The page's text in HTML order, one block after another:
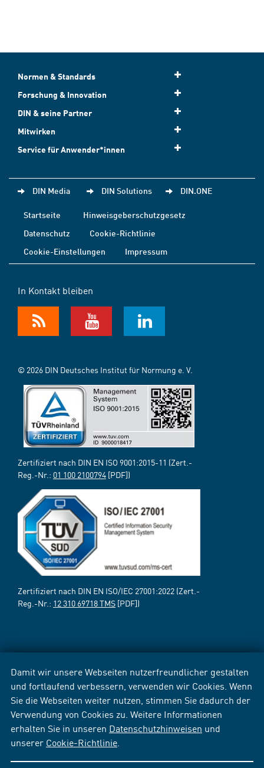
Damit wir unsere Webseiten nutzerfreundlicher gestalten
und fortlaufend verbessern, verwenden wir Cookies. Wenn
Sie die Webseiten weiter nutzen, stimmen Sie dadurch der
Verwendung von Cookies zu. Weitere Informationen
erhalten Sie in unseren Datenschutzhinweisen und
unserer Cookie-Richtlinie
Normen & Standards
Forschung & Innovation
DIN & seine Partner
Mitwirken
Service für Anwender*innen
DIN Media DIN Solutions DIN.ONE
Startseite
Hinweisgeberschutzgesetz
Datenschutz
Cookie-Richtlinie
Cookie-Einstellungen
Impressum
In Kontakt bleiben
© 2026 DIN Deutsches Institut für Normung e. V.
Zertifiziert nach DIN EN ISO 9001:2015-11 (Zert.-
Reg.-Nr.: 01 100 2100794 [PDF])
Zertifiziert nach DIN EN ISO/IEC 27001:2022 (Zert.-
Reg.-Nr.: 12 310 69718 TMS [PDF])